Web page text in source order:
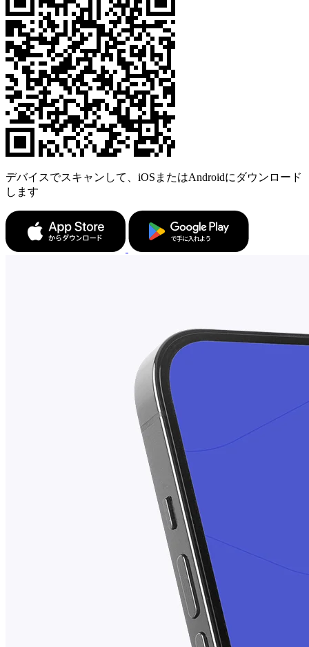
デバイスでスキャンして、iOSまたはAndroidにダウンロード
します